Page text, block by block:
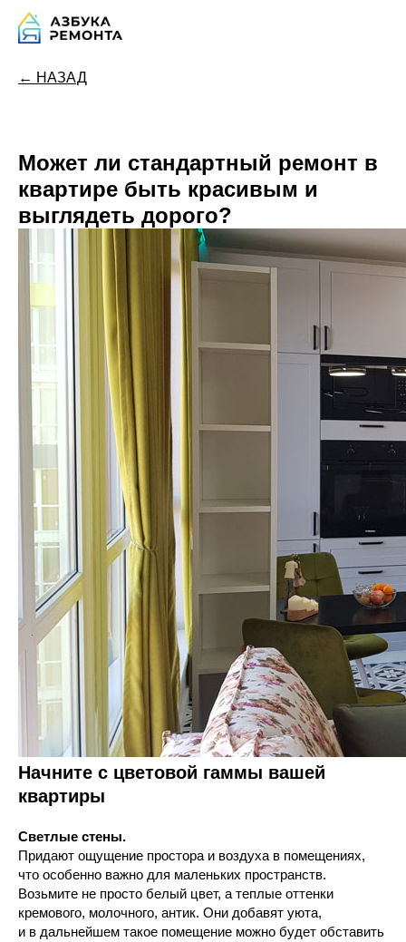
← НАЗАД
Может ли стандартный ремонт в
квартире быть красивым и
выглядеть дорого?
Начните с цветовой гаммы вашей
квартиры
Светлые стены.
Придают ощущение простора и воздуха в помещениях,
что особенно важно для маленьких пространств.
Возьмите не просто белый цвет, а теплые оттенки
кремового, молочного, антик. Они добавят уюта,
и в дальнейшем такое помещение можно будет обставить